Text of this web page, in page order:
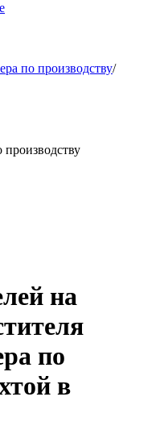
по производству/
производству
на
по
в